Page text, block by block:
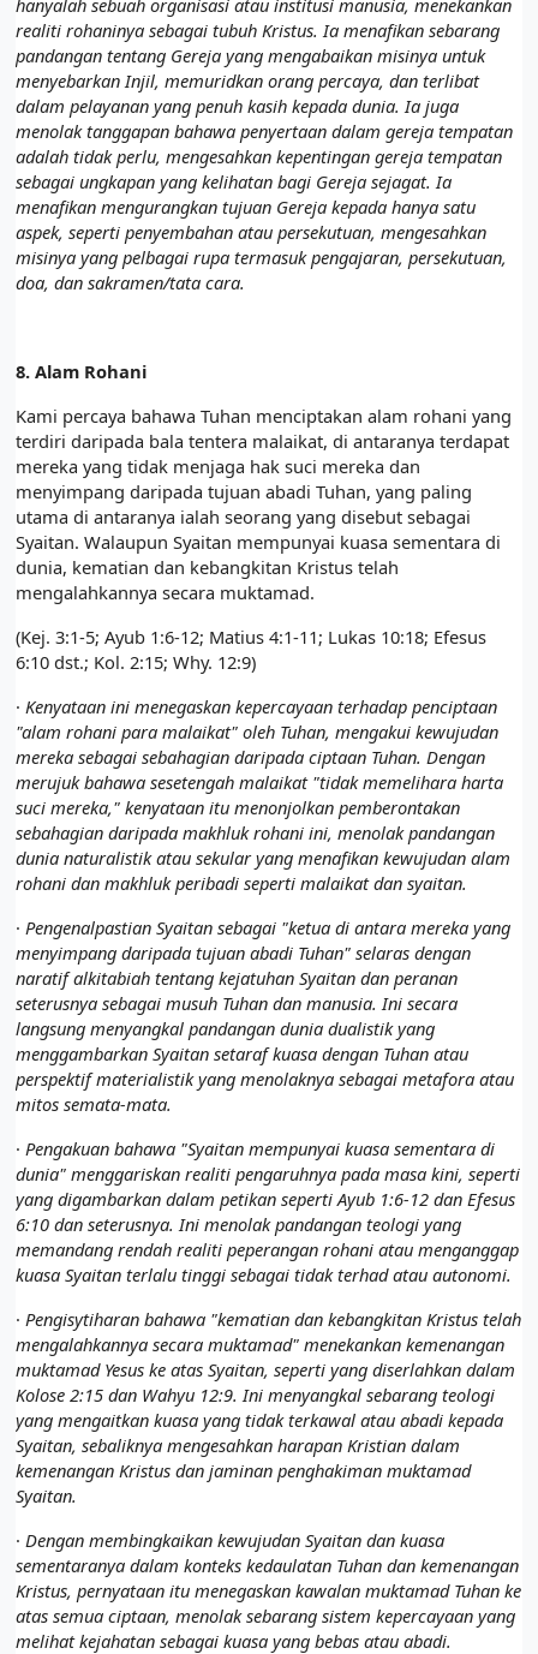
realiti rohaninya sebagai tubuh Kristus. Ia menafikan sebarang
pandangan tentang Gereja yang mengabaikan misinya untuk
menyebarkan Injil, memuridkan orang percaya, dan terlibat
dalam pelayanan yang penuh kasih kepada dunia. Ia juga
menolak tanggapan bahawa penyertaan dalam gereja tempatan
adalah tidak perlu, mengesahkan kepentingan gereja tempatan
sebagai ungkapan yang kelihatan bagi Gereja sejagat. Ia
menafikan mengurangkan tujuan Gereja kepada hanya satu
aspek, seperti penyembahan atau persekutuan, mengesahkan
misinya yang pelbagai rupa termasuk pengajaran, persekutuan,
doa, dan sakramen/tata cara.
8. Alam Rohani
Kami percaya bahawa Tuhan menciptakan alam rohani yang
terdiri daripada bala tentera malaikat, di antaranya terdapat
mereka yang tidak menjaga hak suci mereka dan
menyimpang daripada tujuan abadi Tuhan, yang paling
utama di antaranya ialah seorang yang disebut sebagai
Syaitan. Walaupun Syaitan mempunyai kuasa sementara di
dunia, kematian dan kebangkitan Kristus telah
mengalahkannya secara muktamad.
(Kej. 3:1-5; Ayub 1:6-12; Matius 4:1-11; Lukas 10:18; Efesus
6:10 dst.; Kol. 2:15; Why. 12:9)
· Kenyataan ini menegaskan kepercayaan terhadap penciptaan
"alam rohani para malaikat" oleh Tuhan, mengakui kewujudan
mereka sebagai sebahagian daripada ciptaan Tuhan. Dengan
merujuk bahawa sesetengah malaikat "tidak memelihara harta
suci mereka," kenyataan itu menonjolkan pemberontakan
sebahagian daripada makhluk rohani ini, menolak pandangan
dunia naturalistik atau sekular yang menafikan kewujudan alam
rohani dan makhluk peribadi seperti malaikat dan syaitan.
· Pengenalpastian Syaitan sebagai "ketua di antara mereka yang
menyimpang daripada tujuan abadi Tuhan" selaras dengan
naratif alkitabiah tentang kejatuhan Syaitan dan peranan
seterusnya sebagai musuh Tuhan dan manusia. Ini secara
langsung menyangkal pandangan dunia dualistik yang
menggambarkan Syaitan setaraf kuasa dengan Tuhan atau
perspektif materialistik yang menolaknya sebagai metafora atau
mitos semata-mata.
· Pengakuan bahawa "Syaitan mempunyai kuasa sementara di
dunia" menggariskan realiti pengaruhnya pada masa kini, seperti
yang digambarkan dalam petikan seperti Ayub 1:6-12 dan Efesus
6:10 dan seterusnya. Ini menolak pandangan teologi yang
memandang rendah realiti peperangan rohani atau menganggap
kuasa Syaitan terlalu tinggi sebagai tidak terhad atau autonomi.
· Pengisytiharan bahawa "kematian dan kebangkitan Kristus telah
mengalahkannya secara muktamad" menekankan kemenangan
muktamad Yesus ke atas Syaitan, seperti yang diserlahkan dalam
Kolose 2:15 dan Wahyu 12:9. Ini menyangkal sebarang teologi
yang mengaitkan kuasa yang tidak terkawal atau abadi kepada
Syaitan, sebaliknya mengesahkan harapan Kristian dalam
kemenangan Kristus dan jaminan penghakiman muktamad
Syaitan.
· Dengan membingkaikan kewujudan Syaitan dan kuasa
sementaranya dalam konteks kedaulatan Tuhan dan kemenangan
Kristus, pernyataan itu menegaskan kawalan muktamad Tuhan ke
atas semua ciptaan, menolak sebarang sistem kepercayaan yang
melihat kejahatan sebagai kuasa yang bebas atau abadi.